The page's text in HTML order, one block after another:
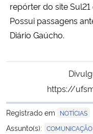
repórter do site
Possui passagens
Diário Gaúcho.
https://
Registrado em
NOTÍCIAS
Assunto(s): COMUNICAÇÃO